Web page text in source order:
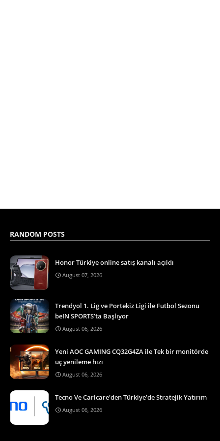
RANDOM POSTS
Honor Türkiye online satış kanalı açıldı
August 07, 2026
Trendyol 1. Lig ve Portekiz Ligi ile Futbol Sezonu
beIN SPORTS’ta Başlıyor
August 06, 2026
Yeni AOC GAMING CQ32G4ZA ile Tek bir monitörde
üç yenileme hızı
August 06, 2026
Tecno Ve Carlcare'den Türkiye’de Stratejik Yatırım
August 06, 2026